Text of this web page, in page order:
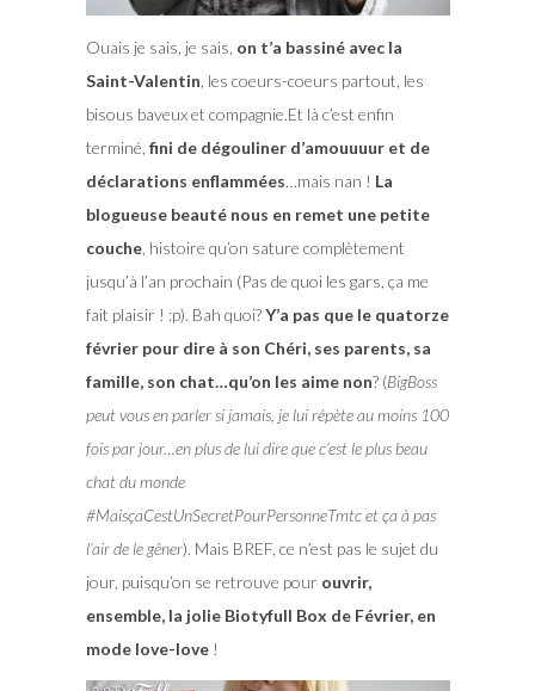
Ouais je sais, je sais, on t’a bassiné avec la
Saint-Valentin , les coeurs-coeurs partout, les
bisous baveux et compagnie.Et là c’est enfin
terminé, fini de dégouliner d’amouuuur et de
déclarations enflammées…mais nan ! La
blogueuse beauté nous en remet une petite
couche, histoire qu’on sature complètement
jusqu’à l’an prochain (Pas de quoi les gars, ça me
fait plaisir ! :p). Bah quoi?Y’a pas que le quatorze
février pour dire à son Chéri, ses parents, sa
famille, son chat…qu’on les aime non? (BigBoss
peut vous en parler si jamais, je lui répète au moins 100
fois par jour…en plus de lui dire que c’est le plus beau
chat du monde
#MaisçaCestUnSecretPourPersonneTmtc et ça à pas
l’air de le gêner). Mais BREF, ce n’est pas le sujet du
jour, puisqu’on se retrouve pour ouvrir,
ensemble, la jolie Biotyfull Box de Février, en
mode love-love!